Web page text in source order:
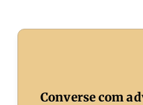
Converse com